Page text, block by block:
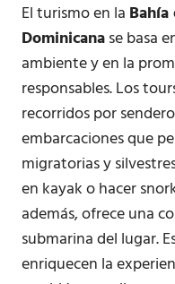
El turismo en la
Dominicanase basa
ambiente y en la
responsables. Los
recorridos por
embarcaciones que
migratorias y
en kayak o hacer
además, ofrece una
submarina del lugar.
enriquecen la